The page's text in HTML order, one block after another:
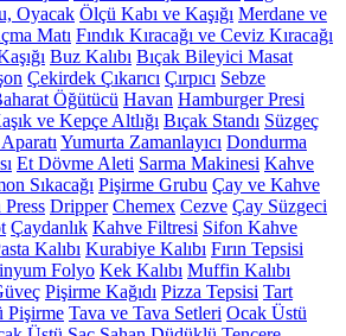
Oyacak Ölçü Kabı ve Kaşığı Merdane ve
Matı Fındık Kıracağı ve Ceviz Kıracağı
Buz Kalıbı Bıçak Bileyici Masat
Çekirdek Çıkarıcı Çırpıcı Sebze
Öğütücü Havan Hamburger Presi
ve Kepçe Altlığı Bıçak Standı Süzgeç
Yumurta Zamanlayıcı Dondurma
Et Dövme Aleti Sarma Makinesi Kahve
Sıkacağı Pişirme Grubu Çay ve Kahve
Dripper Chemex Cezve Çay Süzgeci
Çaydanlık Kahve Filtresi Sifon Kahve
Kalıbı Kurabiye Kalıbı Fırın Tepsisi
Folyo Kek Kalıbı Muffin Kalıbı
Pişirme Kağıdı Pizza Tepsisi Tart
Pişirme Tava ve Tava Setleri Ocak Üstü